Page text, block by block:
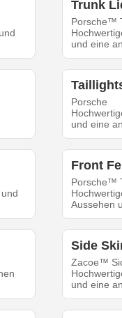
Trunk
Porsche™
und eine
Porsche
und eine
Front
Porsche™
Aussehen
Side
Zacoe™
und eine